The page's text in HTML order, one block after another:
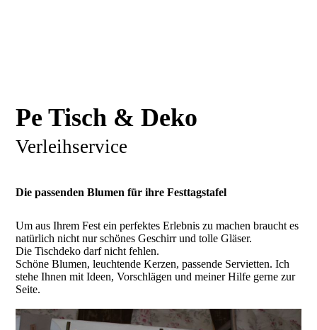
Pe Tisch & Deko
Verleihservice
Die passenden Blumen für ihre Festtagstafel
Um aus Ihrem Fest ein perfektes Erlebnis zu machen braucht es
natürlich nicht nur schönes Geschirr und tolle Gläser.
Die Tischdeko darf nicht fehlen.
Schöne Blumen, leuchtende Kerzen, passende Servietten. Ich
stehe Ihnen mit Ideen, Vorschlägen und meiner Hilfe gerne zur
Seite.